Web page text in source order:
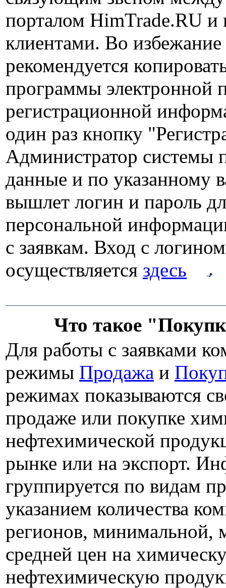
порталом HimTrade.RU
клиентами. Во
рекомендуется
программы электронной
регистрационной
один раз кнопку
Администратор системы
данные и по указанному
вышлет логин и пароль
персональной
с заявкам. Вход с
осуществляется здесь
Что такое
Для работы с заявками
режимы Продажа и
режимах показываются
продаже или покупке
нефтехимической
рынке или на экспорт.
группируется по видам
указанием количества
регионов, минимальной,
средней цен на
нефтехимическую